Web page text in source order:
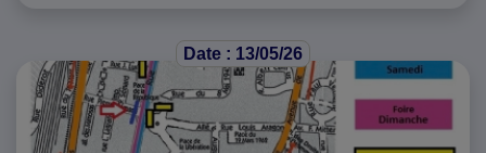
Date : 13/05/26